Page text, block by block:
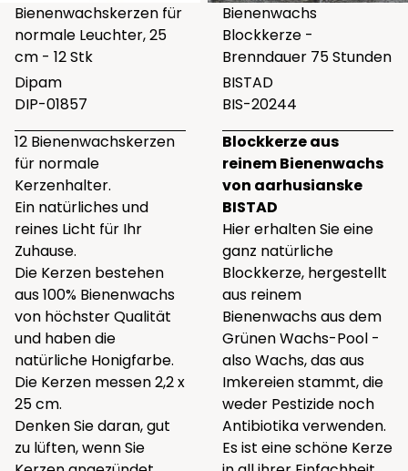
Bienenwachskerzen für
normale Leuchter, 25
cm - 12 Stk
Dipam
DIP-01857
12 Bienenwachskerzen
für normale
Kerzenhalter.
Ein natürliches und
reines Licht für Ihr
Zuhause.
Die Kerzen bestehen
aus 100% Bienenwachs
von höchster Qualität
und haben die
natürliche Honigfarbe.
Die Kerzen messen 2,2 x
25 cm.
Denken Sie daran, gut
zu lüften, wenn Sie
Bienenwachs
Blockkerze -
Brenndauer 75 Stunden
BISTAD
BIS-20244
Blockkerze aus
reinem Bienenwachs
von aarhusianske
BISTAD
Hier erhalten Sie eine
ganz natürliche
Blockkerze, hergestellt
aus reinem
Bienenwachs aus dem
Grünen Wachs-Pool -
also Wachs, das aus
Imkereien stammt, die
weder Pestizide noch
Antibiotika verwenden.
Es ist eine schöne Kerze